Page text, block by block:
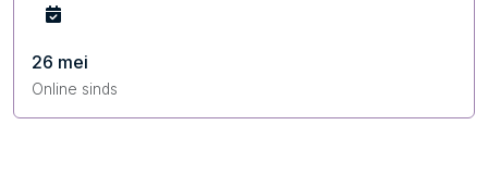
26 mei
Online sinds